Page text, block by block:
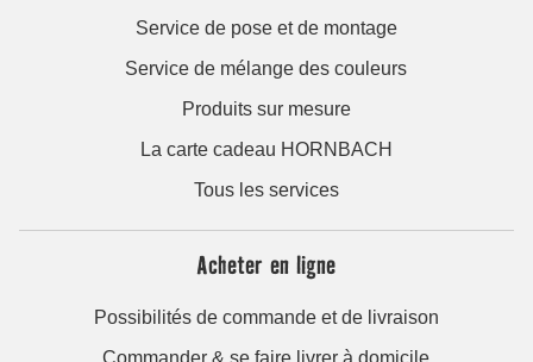
Service de pose et de montage
Service de mélange des couleurs
Produits sur mesure
La carte cadeau HORNBACH
Tous les services
Acheter en ligne
Possibilités de commande et de livraison
Commander & se faire livrer à domicile